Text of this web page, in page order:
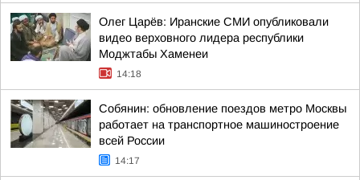
Олег Царёв: Иранские СМИ опубликовали
видео верховного лидера республики
Моджтабы Хаменеи
14:18
Собянин: обновление поездов метро Москвы
работает на транспортное машиностроение
всей России
14:17